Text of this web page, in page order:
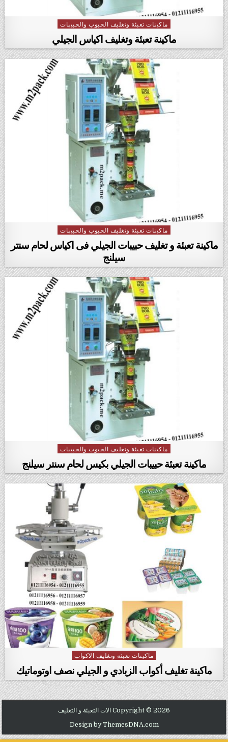
Posted in
ماكينات تعبئة وتغليف الحبوب والحبيبات
ماكينة تعبئة وتغليف اكياس الجيلي
Posted in
ماكينات تعبئة وتغليف الحبوب والحبيبات
ماكينة تعبئة و تغليف حبيبات الجيلي فى اكياس لحام سنتر
سيلنج
Posted in
ماكينات تعبئة وتغليف الحبوب والحبيبات
ماكينة تعبئة حبيبات الجيلي بكيس لحام سنتر سيلنج
Posted in
ماكينات تعبئة وتغليف الاكواب
ماكينة تغليف أكواب الزبادي و الجيلي نصف اوتوماتيك
Copyright © 2026 الات التعبئة و التغليف
Design by ThemesDNA.com